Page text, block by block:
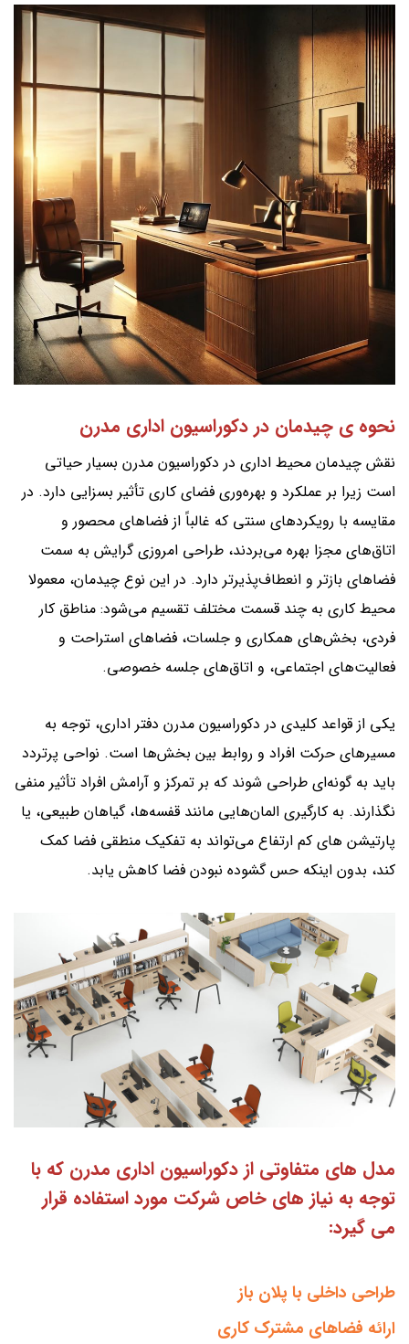
نحوه ی چیدمان در دکوراسیون اداری مدرن
نقش چیدمان محیط اداری در دکوراسیون مدرن بسیار حیاتی
است زیرا بر عملکرد و بهره‌وری فضای کاری تأثیر بسزایی دارد. در
مقایسه با رویکردهای سنتی که غالباً از فضاهای محصور و
اتاق‌های مجزا بهره می‌بردند، طراحی امروزی گرایش به سمت
فضاهای بازتر و انعطاف‌پذیرتر دارد. در این نوع چیدمان، معمولا
محیط کاری به چند قسمت مختلف تقسیم می‌شود: مناطق کار
فردی، بخش‌های همکاری و جلسات، فضاهای استراحت و
فعالیت‌های اجتماعی، و اتاق‌های جلسه خصوصی.
یکی از قواعد کلیدی در دکوراسیون مدرن دفتر اداری، توجه به
مسیرهای حرکت افراد و روابط بین بخش‌ها است. نواحی پرتردد
باید به گونه‌ای طراحی شوند که بر تمرکز و آرامش افراد تأثیر منفی
نگذارند. به کارگیری المان‌هایی مانند قفسه‌ها، گیاهان طبیعی، یا
پارتیشن های کم ارتفاع می‌تواند به تفکیک منطقی فضا کمک
کند، بدون اینکه حس گشوده نبودن فضا کاهش یابد.
مدل های متفاوتی از دکوراسیون اداری مدرن که با
توجه به نیاز های خاص شرکت مورد استفاده قرار
می گیرد:
طراحی داخلی با پلان باز
ارائه فضاهای مشترک کاری